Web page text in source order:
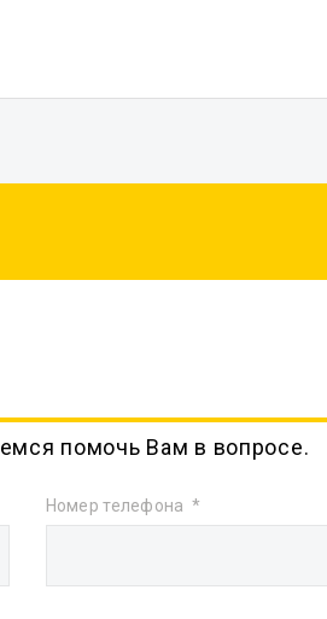
помочь Вам в вопросе.
Номер телефона